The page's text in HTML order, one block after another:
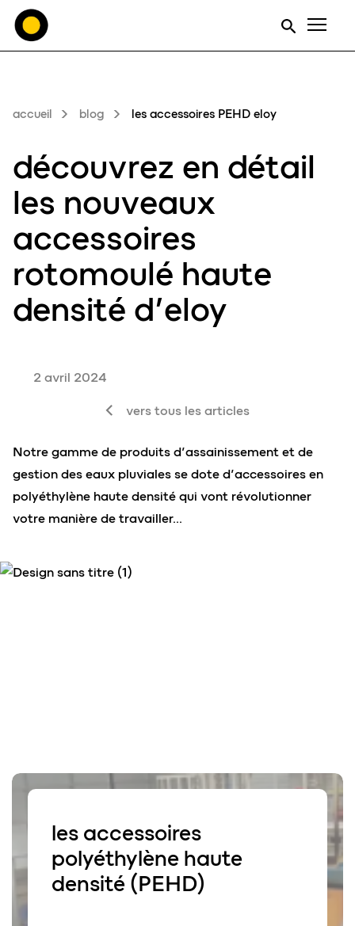
accueil blog les accessoires PEHD eloy
découvrez en détail
les nouveaux
accessoires
rotomoulé haute
densité d’eloy
2 avril 2024
vers tous les articles
Notre gamme de produits d’assainissement et de
gestion des eaux pluviales se dote d’accessoires en
polyéthylène haute densité qui vont révolutionner
votre manière de travailler…
les accessoires
polyéthylène haute
densité (PEHD)